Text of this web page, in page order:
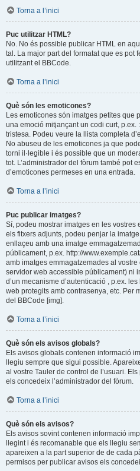
Torna a l’inici
Puc utilitzar HTML?
No. No és possible publicar HTML en
tal. La major part del formatat que es pot
utilitzant el BBCode.
Torna a l’inici
Què són les emoticones?
Les emoticones són imatges petites que
una emoció mitjançant un codi curt,
tristesa. Podeu veure la llista completa
No abuseu de les emoticones ja que
torni il·legible i és possible que un
tot. L’administrador del fòrum també pot
d’emoticones permeses en una entrada.
Torna a l’inici
Puc publicar imatges?
Sí, podeu mostrar imatges en les vostres
els fitxers adjunts, podeu penjar la
enllaçeu amb una imatge
públicament, p.ex. http://
amb imatges emmagatzemades al
servidor web accessible públicament) ni
d’un mecanisme d’autenticació , p.ex.
web protegits amb contrasenya, etc. Per
del BBCode [img].
Torna a l’inici
Què són els avisos globals?
Els avisos globals contenen informació
llegiu sempre que sigui possible.
al vostre Tauler de control de l’usuari.
els concedeix l’administrador del fòrum.
Torna a l’inici
Què són els avisos?
Els avisos sovint contenen informació
llegint i és recomanable que els llegiu
apareixen a la part superior de de cada
permisos per publicar avisos els